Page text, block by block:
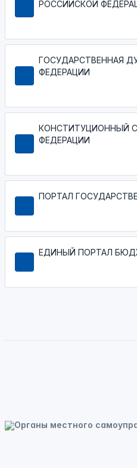
РОССИЙСКОЙ
ГОСУДАРСТВЕННАЯ
ФЕДЕРАЦИИ
КОНСТИТУЦИОННЫЙ
ФЕДЕРАЦИИ
ПОРТАЛ
ЕДИНЫЙ ПОРТАЛ